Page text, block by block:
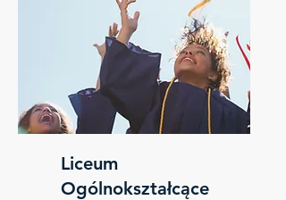
Liceum
Ogólnokształcące